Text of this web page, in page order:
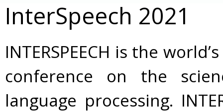
InterSpeech 2021
INTERSPEECH is the
conference on the
language processing.